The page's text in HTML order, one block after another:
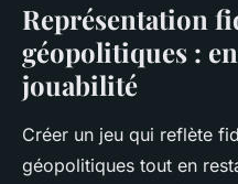
Représentation
géopolitiques :
jouabilité
Créer un jeu qui reflète
géopolitiques tout en